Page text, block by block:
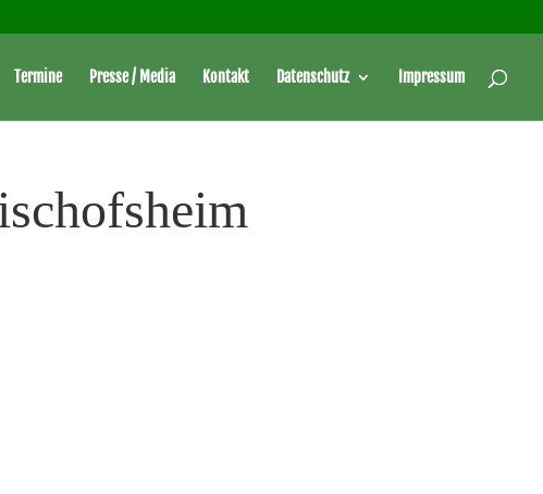
Termine Presse / Media Kontakt Datenschutz Impressum